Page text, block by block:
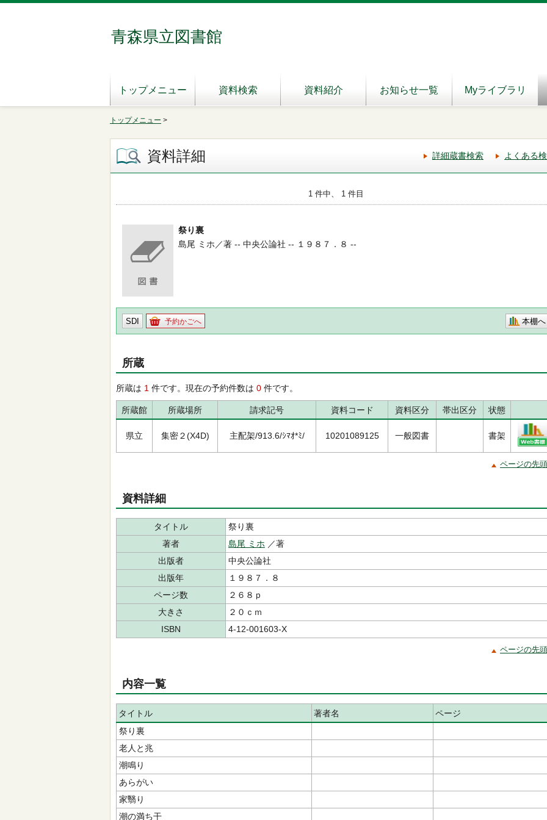
青森県立図書館
トップメニュー 資料検索 資料紹介 お知らせ一覧 Myライブラリ
トップメニュー >
資料詳細 詳細蔵書検索 よくある
1 件中、 1 件目
祭り裏
島尾 ミホ／著 -- 中央公論社 -- １９８７．８ --
SDI 予約かごへ 本棚へ
所蔵
所蔵は 1 件です。現在の予約件数は 0 件です。
所蔵館 所蔵場所 請求記号 資料コード 資料区分 帯出区分 状態
県立 集密２(X4D) 主配架/913.6/ｼﾏｵ*ﾐ/ 10201089125 一般図書 書架
ページの先
資料詳細
タイトル
祭り裏
著者
島尾 ミホ ／著
出版者
中央公論社
出版年
１９８７．８
ページ数
２６８ｐ
大きさ
２０ｃｍ
ISBN
4-12-001603-X
ページの先
内容一覧
タイトル 著者名
ページ
祭り裏
老人と兆
潮鳴り
あらがい
家翳り
潮の満ち干